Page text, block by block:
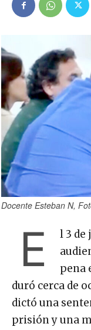
Docente Esteban N,
E
l 3 de
pena
duró cerca de
dictó una
prisión y una